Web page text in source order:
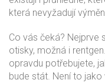
která nevyžadují
Co vás čeká? Nejprve
otisky, možná i
opravdu potřebujete,
bude stát. Není to